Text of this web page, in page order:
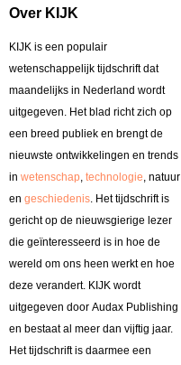
Over KIJK
KIJK is een populair
wetenschappelijk tijdschrift dat
maandelijks in Nederland wordt
uitgegeven. Het blad richt zich op
een breed publiek en brengt de
nieuwste ontwikkelingen en trends
in wetenschap, technologie, natuur
en geschiedenis. Het tijdschrift is
gericht op de nieuwsgierige lezer
die geïnteresseerd is in hoe de
wereld om ons heen werkt en hoe
deze verandert. KIJK wordt
uitgegeven door Audax Publishing
en bestaat al meer dan vijftig jaar.
Het tijdschrift is daarmee een